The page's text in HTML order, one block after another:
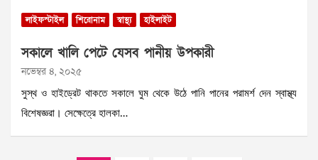
লাইফস্টাইল শিরোনাম স্বাস্থ্য হাইলাইট
সকালে খালি পেটে যেসব পানীয় উপকারী
নভেম্বর ৪, ২০২৫
সুস্থ ও হাইড্রেট থাকতে সকালে ঘুম থেকে উঠে পানি পানের পরামর্শ দেন স্বাস্থ্য
বিশেষজ্ঞরা। সেক্ষেত্রে হালকা…